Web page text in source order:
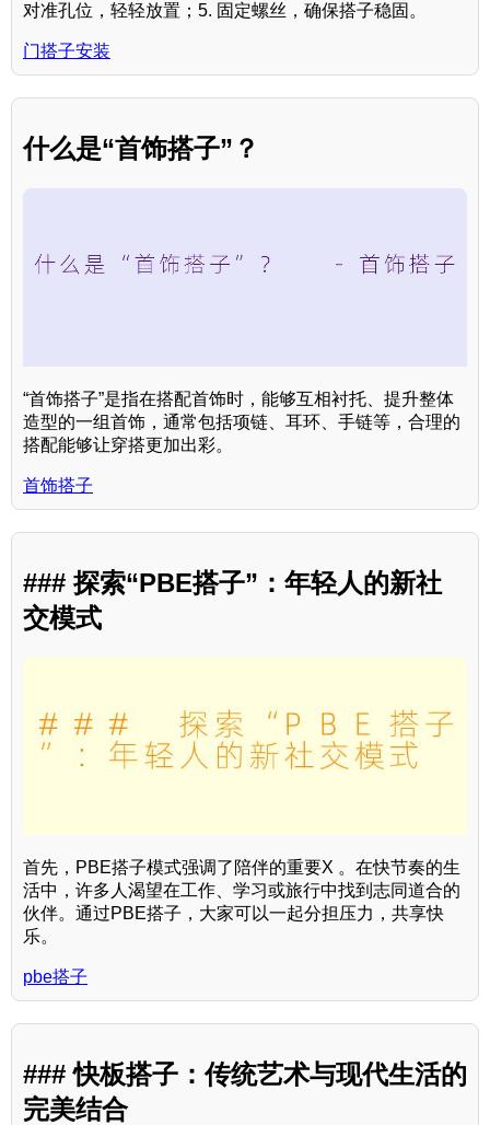
对准孔位，轻轻放置；5. 固定螺丝，确保搭子稳固。
门搭子安装
什么是“首饰搭子”？
“首饰搭子”是指在搭配首饰时，能够互相衬托、提升整体
造型的一组首饰，通常包括项链、耳环、手链等，合理的
搭配能够让穿搭更加出彩。
首饰搭子
### 探索“PBE搭子”：年轻人的新社
交模式
首先，PBE搭子模式强调了陪伴的重要X 。在快节奏的生
活中，许多人渴望在工作、学习或旅行中找到志同道合的
伙伴。通过PBE搭子，大家可以一起分担压力，共享快
乐。
pbe搭子
### 快板搭子：传统艺术与现代生活的
完美结合